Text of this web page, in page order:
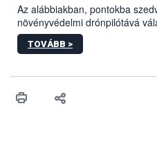
feltételeiről
Az alábbiakban, pontokba
növényvédelmi drónpilótává
növényvédelmi és tápanyag-
végzésének legfontosabb
TOVÁBB >